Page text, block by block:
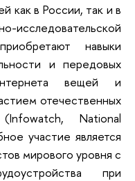
как в России, так и в
исследовательской
навыки
и передовых
вещей и
отечественных
National
участие является
мирового уровня с
при